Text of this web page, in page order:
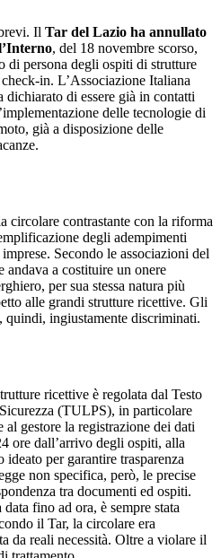
Il Tar del Lazio ha annullato
, del 18 novembre scorso,
di persona degli ospiti di strutture
in. L’Associazione Italiana
di essere già in contatti
delle tecnologie di
già a disposizione delle
circolare contrastante con la riforma
degli adempimenti
Secondo le associazioni del
a costituire un onere
per sua stessa natura più
alle grandi strutture ricettive. Gli
ingiustamente discriminati.
ricettive è regolata dal Testo
(TULPS), in particolare
gestore la registrazione dei dati
ore dall’arrivo degli ospiti, alla
per garantire trasparenza
non specifica, però, le precise
tra documenti ed ospiti.
fino ad ora, è sempre stata
il Tar, la circolare era
da reali necessità. Oltre a violare il